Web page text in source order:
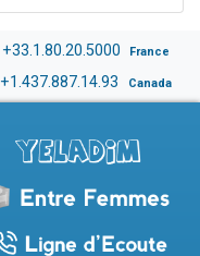
+33.1.80.20.5000 France
+1.437.887.14.93 Canada